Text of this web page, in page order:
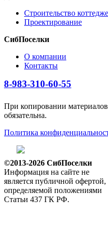
Строительство
Проектирование
СибПоселки
О компании
Контакты
8-983-310-60-55
При копировании
обязательна.
Политика
©2013-2026 СибПоселки
Информация на сайте не
является публичной офертой,
определяемой положениями
Статьи 437 ГК РФ.